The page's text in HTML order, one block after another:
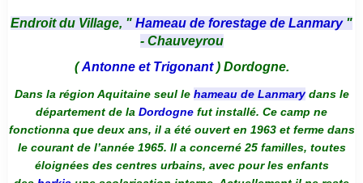
Endroit du Village, " Hameau de forestage de Lanmary "
- Chauveyrou
(Antonne et Trigonant) Dordogne.
Dans la région Aquitaine seul le hameau de Lanmarydans le
département de la Dordogne fut installé. Ce camp ne
fonctionna que deux ans, il a été ouvert en 1963 et ferme dans
le courant de l’année 1965. Il a concerné 25 familles, toutes
éloignées des centres urbains, avec pour les enfants